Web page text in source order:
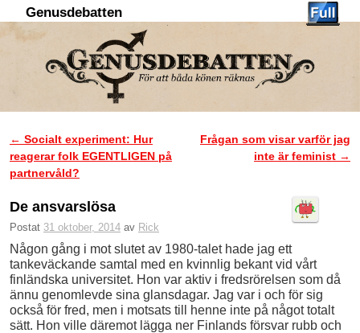
Genusdebatten
Inläggsnavigering
← Socialt experiment: Hur
reagerar folk EGENTLIGEN på
partnervåld?
Frågan som visar varför jag
inte är feminist →
De ansvarslösa
Postat 31 oktober, 2014 av Rick
Någon gång i mot slutet av 1980-talet hade jag ett
tankeväckande samtal med en kvinnlig bekant vid vårt
finländska universitet. Hon var aktiv i fredsrörelsen som då
ännu genomlevde sina glansdagar. Jag var i och för sig
också för fred, men i motsats till henne inte på något totalt
sätt. Hon ville däremot lägga ner Finlands försvar rubb och